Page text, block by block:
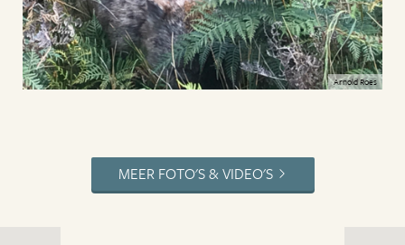
Arnold Roes
MEER FOTO'S & VIDEO'S